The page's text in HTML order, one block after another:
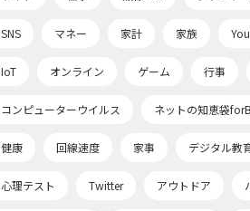
SNS マネー 家計 家族
IoT オンライン ゲーム 行事
コンピューターウイルス ネットの知恵袋
健康 回線速度 家事 デジタル教
心理テスト Twitter アウトドア